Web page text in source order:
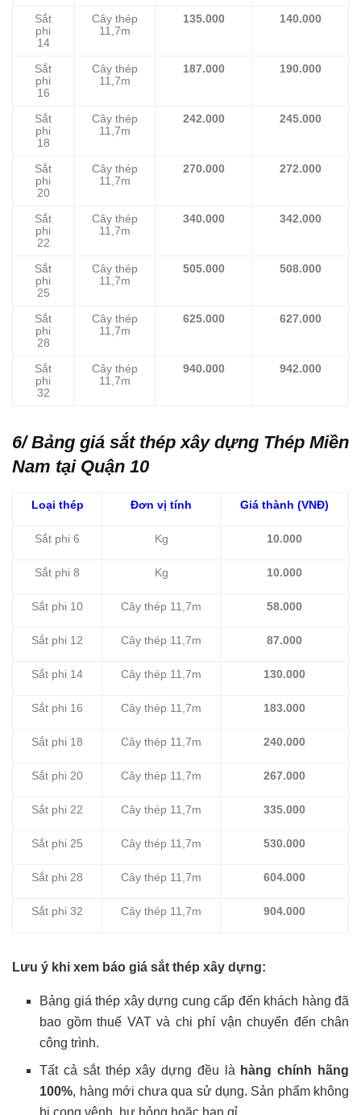
Sắt
phi
14
Cây thép
11,7m
135.000 140.000
Sắt
phi
16
Cây thép
11,7m
187.000 190.000
Sắt
phi
18
Cây thép
11,7m
242.000 245.000
Sắt
phi
20
Cây thép
11,7m
270.000 272.000
Sắt
phi
22
Cây thép
11,7m
340.000 342.000
Sắt
phi
25
Cây thép
11,7m
505.000 508.000
Sắt
phi
28
Cây thép
11,7m
625.000 627.000
Sắt
phi
32
Cây thép
11,7m
940.000 942.000
6/ Bảng giá sắt thép xây dựng Thép Miền
Nam tại Quận 10
Loại thép Đơn vị tính Giá thành (VNĐ)
Sắt phi 6 Kg 10.000
Sắt phi 8 Kg 10.000
Sắt phi 10 Cây thép 11,7m 58.000
Sắt phi 12 Cây thép 11,7m 87.000
Sắt phi 14 Cây thép 11,7m 130.000
Sắt phi 16 Cây thép 11,7m 183.000
Sắt phi 18 Cây thép 11,7m 240.000
Sắt phi 20 Cây thép 11,7m 267.000
Sắt phi 22 Cây thép 11,7m 335.000
Sắt phi 25 Cây thép 11,7m 530.000
Sắt phi 28 Cây thép 11,7m 604.000
Sắt phi 32 Cây thép 11,7m 904.000
Lưu ý khi xem báo giá sắt thép xây dựng:
Bảng giá thép xây dựng cung cấp đến khách hàng đã
bao gồm thuế VAT và chi phí vận chuyển đến chân
công trình.
Tất cả sắt thép xây dựng đều là hàng chính hãng
100%, hàng mới chưa qua sử dụng. Sản phẩm không
bị cong vênh, hư hỏng hoặc han gỉ.